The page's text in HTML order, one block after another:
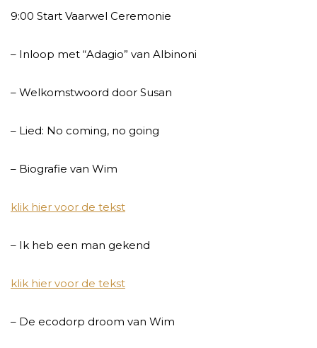
9:00 Start Vaarwel Ceremonie
– Inloop met “Adagio” van Albinoni
– Welkomstwoord door Susan
– Lied: No coming, no going
– Biografie van Wim
klik hier voor de tekst
– Ik heb een man gekend
klik hier voor de tekst
– De ecodorp droom van Wim